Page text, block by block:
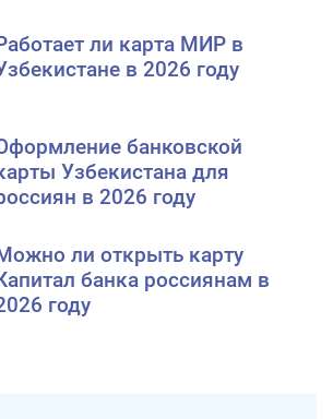
ли карта МИР в
в 2026 году
банковской
Узбекистана для
в 2026 году
ли открыть карту
банка россиянам в
году